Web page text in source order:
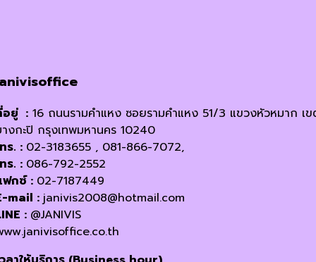
อยู่ : 16 ถนนรามคำแหง ซอยรามคำแหง 51/3 แขวงหัวหมาก เ
งกะปิ กรุงเทพมหานคร 10240
ร. : 02-3183655 , 081-866-7072,
ร. : 086-792-2552
กซ์ : 02-7187449
mail : janivis2008@hotmail.com
: @JANIVIS